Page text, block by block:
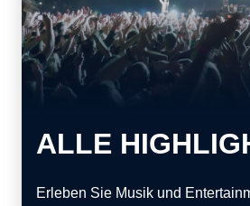
ALLE
Erleben Sie Musik und